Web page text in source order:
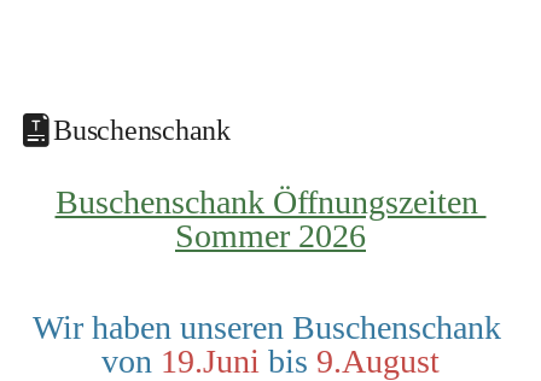
Buschenschank
Buschenschank Öffnungszeiten
Sommer 2026
Wir haben unseren Buschenschank
von 19.Juni bis 9.August